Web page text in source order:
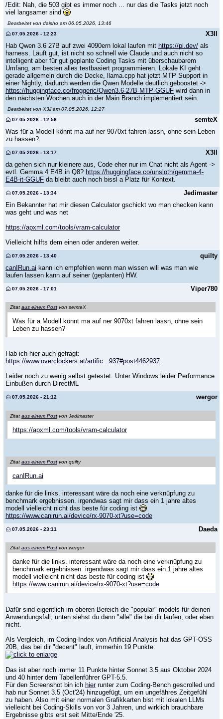
/Edit: Nah, die 503 gibt es immer noch ... nur das die Tasks jetzt noch
viel langsamer sind
Bearbeitet von daisho am 06.05.2026, 13:46
X3ll
07.05.2026 - 12:23
Hab Qwen 3.6 27B auf zwei 4090ern lokal laufen mit https://pi.dev/ als
harness. Läuft gut, ist nicht so schnell wie Claude und auch nicht so
intelligent aber für gut geplante Coding Tasks mit überschaubarem
Umfang, am besten alles testbasiert programmieren. Lokale KI geht
gerade allgemein durch die Decke, llama.cpp hat jetzt MTP Support in
einer Nightly, dadurch werden die Qwen Modelle deutlich geboostet ->
https://huggingface.co/froggeric/Qwen3.6-27B-MTP-GGUF wird dann in
den nächsten Wochen auch in der Main Branch implementiert sein.
Bearbeitet von X3ll am 07.05.2026, 12:27
semteX
07.05.2026 - 12:56
Was für a Modell könnt ma auf ner 9070xt fahren lassn, ohne sein Leben
zu hassen?
X3ll
07.05.2026 - 13:17
da gehen sich nur kleinere aus, Code eher nur im Chat nicht als Agent ->
evtl. Gemma 4 E4B in Q8? https://huggingface.co/unsloth/gemma-4-
E4B-it-GGUF da bleibt auch noch bissl a Platz für Kontext.
Jedimaster
07.05.2026 - 13:34
Ein Bekannter hat mir diesen Calculator gschickt wo man checken kann
was geht und was net
https://apxml.com/tools/vram-calculator
Vielleicht hilfts dem einen oder anderen weiter.
quilty
07.05.2026 - 13:40
canIRun.ai kann ich empfehlen wenn man wissen will was man wie
laufen lassen kann auf seiner (geplanten) HW.
Viper780
07.05.2026 - 17:01
Zitat aus einem Post von semteX
Was für a Modell könnt ma auf ner 9070xt fahren lassn, ohne sein
Leben zu hassen?
Hab ich hier auch gefragt:
https://www.overclockers.at/artific...937#post4462937
Leider noch zu wenig selbst getestet. Unter Windows leider Performance
Einbußen durch DirectML
wergor
07.05.2026 - 21:12
Zitat aus einem Post von Jedimaster
https://apxml.com/tools/vram-calculator
Zitat aus einem Post von quilty
canIRun.ai
danke für die links. interessant wäre da noch eine verknüpfung zu
benchmark ergebnissen. irgendwas sagt mir dass ein 1 jahre altes
modell vielleicht nicht das beste für coding ist
https://www.canirun.ai/device/rx-9070-xt?use=code
Daeda
07.05.2026 - 23:11
Zitat aus einem Post von wergor
danke für die links. interessant wäre da noch eine verknüpfung zu
benchmark ergebnissen. irgendwas sagt mir dass ein 1 jahre altes
modell vielleicht nicht das beste für coding ist
https://www.canirun.ai/device/rx-9070-xt?use=code
Dafür sind eigentlich im oberen Bereich die "popular" models für deinen
Anwendungsfall, unten siehst du dann "alle" die bei dir laufen, oder eben
nicht.
Als Vergleich, im Coding-Index von Artificial Analysis hat das GPT-OSS
20B, das bei dir "decent" lauft, immerhin 19 Punkte:
Das ist aber noch immer 11 Punkte hinter Sonnet 3.5 aus Oktober 2024
und 40 hinter dem Tabellenführer GPT-5.5.
Für den Screenshot bin ich hierrunter zum Coding-Bench gescrolled und
hab nur Sonnet 3.5 (Oct'24) hinzugefügt, um ein ungefähres Zeitgefühl
zu haben. Also mit einer normalen Grafikkarten bist mit lokalen LLMs
vielleicht bei Coding-Skills von vor 3 Jahren, und wirklich brauchbare
Ergebnisse gibts erst seit Mitte/Ende '25.